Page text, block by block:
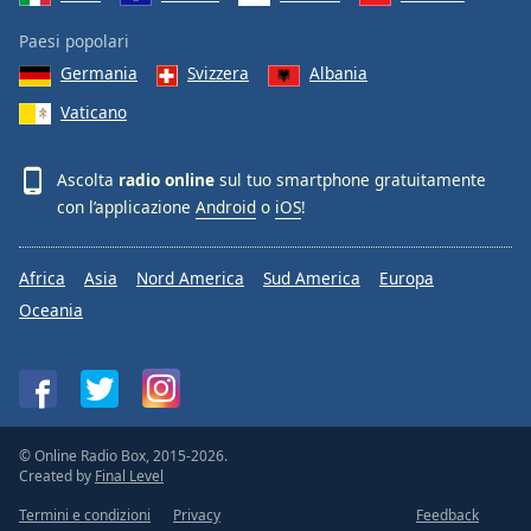
Paesi popolari
Germania
Svizzera
Albania
Vaticano
Ascolta radio online sul tuo smartphone gratuitamente
con l’applicazione Android o iOS!
Africa Asia Nord America Sud America
Europa
Oceania
© Online Radio Box, 2015-2026.
Created by Final Level
Termini e condizioni
Privacy Feedback